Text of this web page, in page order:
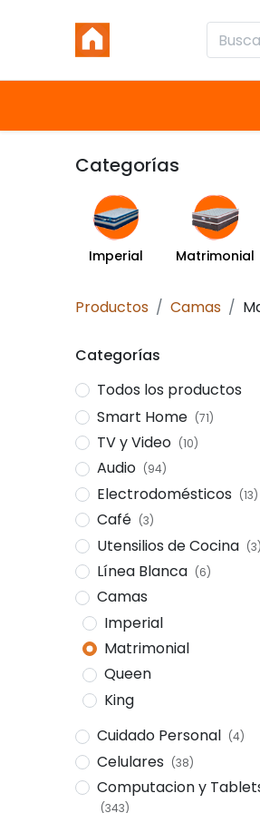
Categorías
Imperial Matrimonial
Productos Camas
Categorías
Todos los productos
Smart Home (71)
TV y Video (10)
Audio (94)
Electrodomésticos (13)
Café (3)
Utensilios de Cocina (3)
Línea Blanca (6)
Camas
Imperial
Matrimonial
Queen
King
Cuidado Personal (4)
Celulares (38)
Computacion y
(343)